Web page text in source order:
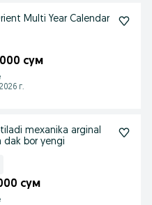
Multi Year Calendar
сум
г.
mexanika arginal
dak bor yengi
сум